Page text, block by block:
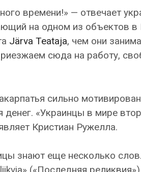
времени!» — отвечает
на одном из объектов в
Järva Teataja, чем они
сюда на работу,
сильно
«Украинцы в мире
Кристиан Ружелла.
знают еще несколько